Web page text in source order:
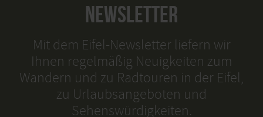
NEWSLETTER
Mit dem Eifel-Newsletter liefern wir
Ihnen regelmäßig Neuigkeiten zum
Wandern und zu Radtouren in der Eifel,
zu Urlaubsangeboten und
Sehenswürdigkeiten.